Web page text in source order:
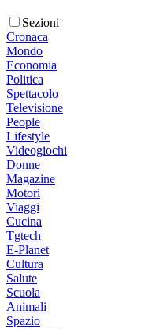
Sezioni
Cronaca
Mondo
Economia
Politica
Spettacolo
Televisione
People
Lifestyle
Videogiochi
Donne
Magazine
Motori
Viaggi
Cucina
Tgtech
E-Planet
Cultura
Salute
Scuola
Animali
Spazio